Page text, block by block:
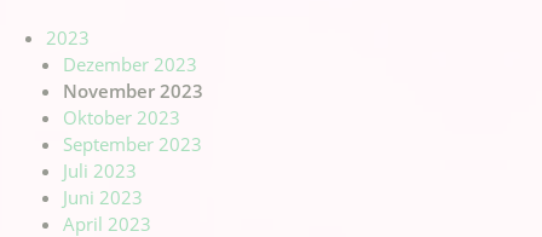
2023
Dezember 2023
November 2023
Oktober 2023
September 2023
Juli 2023
Juni 2023
April 2023